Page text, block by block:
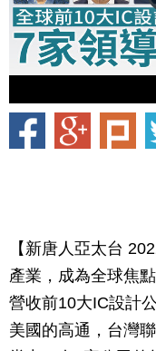
【新唐人亞太台
產業，成為全球焦
營收前10大IC設計
美國的高通，台灣